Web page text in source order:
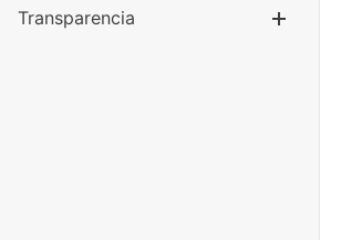
Transparencia